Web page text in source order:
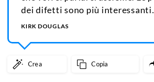
dei difetti sono più interessanti.
KIRK DOUGLAS
Crea Copia